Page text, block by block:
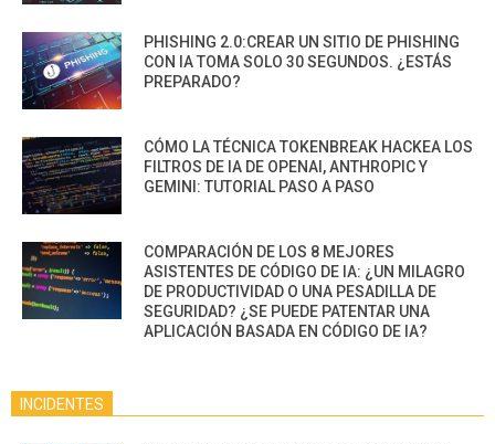
PHISHING 2.0:CREAR UN SITIO DE PHISHING
CON IA TOMA SOLO 30 SEGUNDOS. ¿ESTÁS
PREPARADO?
CÓMO LA TÉCNICA TOKENBREAK HACKEA LOS
FILTROS DE IA DE OPENAI, ANTHROPIC Y
GEMINI: TUTORIAL PASO A PASO
COMPARACIÓN DE LOS 8 MEJORES
ASISTENTES DE CÓDIGO DE IA: ¿UN MILAGRO
DE PRODUCTIVIDAD O UNA PESADILLA DE
SEGURIDAD? ¿SE PUEDE PATENTAR UNA
APLICACIÓN BASADA EN CÓDIGO DE IA?
INCIDENTES